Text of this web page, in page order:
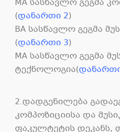
MA სასწავლო გეგმა
(დანართი 2)
BA სასწავლო გეგმა
(დანართი 3)
MA სასწავლო გეგმა
ტექნოლოგია(
2.დადგენილება
კომპოზიციისა და
ფაკულტეტის დეკანს,